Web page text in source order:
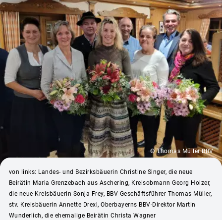
© Thomas Müller BBV
von links: Landes- und Bezirksbäuerin Christine Singer, die neue
Beirätin Maria Grenzebach aus Aschering, Kreisobmann Georg Holzer,
die neue Kreisbäuerin Sonja Frey, BBV-Geschäftsführer Thomas Müller,
stv. Kreisbäuerin Annette Drexl, Oberbayerns BBV-Direktor Martin
Wunderlich, die ehemalige Beirätin Christa Wagner